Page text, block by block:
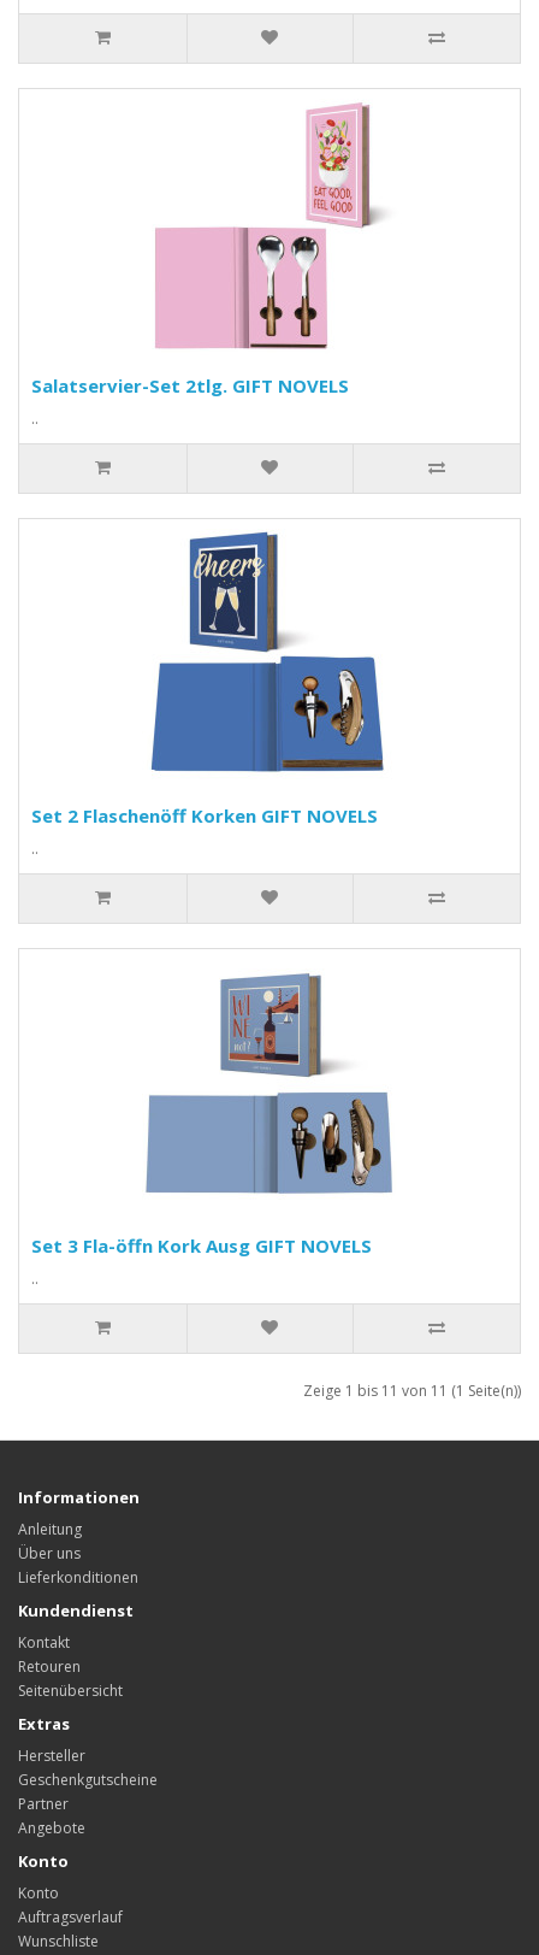
Salatservier-Set 2tlg. GIFT NOVELS
..
Set 2 Flaschenöff Korken GIFT NOVELS
..
Set 3 Fla-öffn Kork Ausg GIFT NOVELS
..
Zeige 1 bis 11 von 11 (1 Seite(n))
Informationen
Anleitung
Über uns
Lieferkonditionen
Kundendienst
Kontakt
Retouren
Seitenübersicht
Extras
Hersteller
Geschenkgutscheine
Partner
Angebote
Konto
Konto
Auftragsverlauf
Wunschliste